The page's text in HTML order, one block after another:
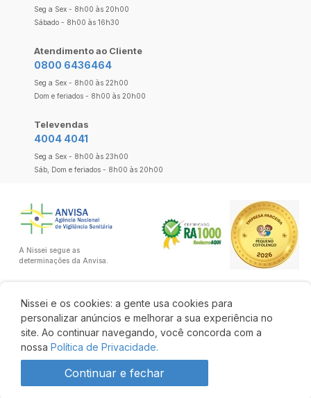
R$ 46,78
Nissei e os cookies: a gente usa cookies para
personalizar anúncios e melhorar a sua experiência no
site. Ao continuar navegando, você concorda com a
nossa Política de Privacidade.
Continuar e fechar
Seg a Sex - 8h00 às 20h00
Sábado - 8h00 às 16h30
Atendimento ao Cliente
0800 6436464
Seg a Sex - 8h00 às 22h00
Dom e feriados - 8h00 às 20h00
Televendas
4004 4041
Seg a Sex - 8h00 às 23h00
Sáb, Dom e feriados - 8h00 às 20h00
A Nissei segue as
determinações da Anvisa.